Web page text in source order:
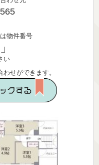
物件番号
い
せができます。